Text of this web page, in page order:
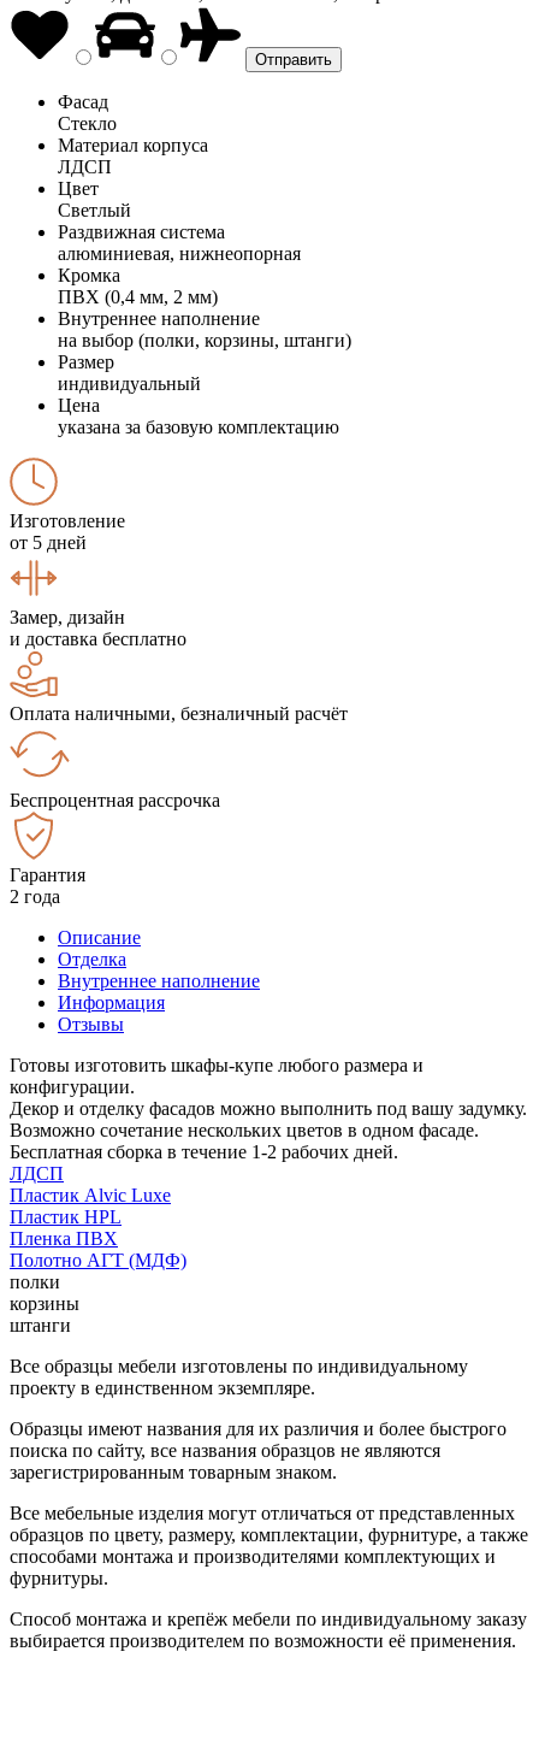
Фасад
Стекло
Материал корпуса
ЛДСП
Цвет
Светлый
Раздвижная система
алюминиевая, нижнеопорная
Кромка
ПВХ (0,4 мм, 2 мм)
Внутреннее наполнение
на выбор (полки, корзины, штанги)
Размер
индивидуальный
Цена
указана за базовую комплектацию
Изготовление
от 5 дней
Замер, дизайн
и доставка бесплатно
Оплата наличными, безналичный расчёт
Беспроцентная рассрочка
Гарантия
2 года
Описание
Отделка
Внутреннее наполнение
Информация
Отзывы
Готовы изготовить шкафы-купе любого размера и
конфигурации.
Декор и отделку фасадов можно выполнить под вашу задумку.
Возможно сочетание нескольких цветов в одном фасаде.
Бесплатная сборка в течение 1-2 рабочих дней.
ЛДСП
Пластик Alvic Luxe
Пластик HPL
Пленка ПВХ
Полотно АГТ (МДФ)
полки
корзины
штанги
Все образцы мебели изготовлены по индивидуальному
проекту в единственном экземпляре.
Образцы имеют названия для их различия и более быстрого
поиска по сайту, все названия образцов не являются
зарегистрированным товарным знаком.
Все мебельные изделия могут отличаться от представленных
образцов по цвету, размеру, комплектации, фурнитуре, а также
способами монтажа и производителями комплектующих и
фурнитуры.
Способ монтажа и крепёж мебели по индивидуальному заказу
выбирается производителем по возможности её применения.